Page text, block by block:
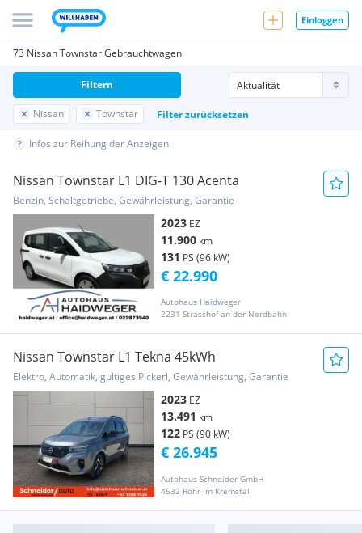
Einloggen
73 Nissan Townstar Gebrauchtwagen
Nissan Townstar Filter zurücksetzen
Filtern
Infos zur Reihung der Anzeigen
Nissan Townstar L1 DIG-T 130 Acenta
Benzin, Schaltgetriebe, Gewährleistung, Garantie
2023 EZ
11.900 km
131 PS (96 kW)
Autohaus Haidweger
2231 Strasshof an der Nordbahn
€ 22.990
Nissan Townstar L1 Tekna 45kWh
Elektro, Automatik, gültiges Pickerl, Gewährleistung, Garantie
2023 EZ
13.491 km
122 PS (90 kW)
Autohaus Schneider GmbH
4532 Rohr im Kremstal
€ 26.945